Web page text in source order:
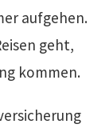
aufgehen.
geht,
kommen.